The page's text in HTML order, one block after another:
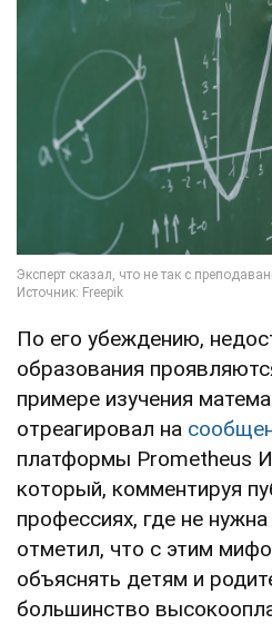
По его убеждению,
образования
примере изучения
отреагировал на
платформы Prometheus
который, комментируя
профессиях, где не
отметил, что с этим
объяснять детям и
большинство